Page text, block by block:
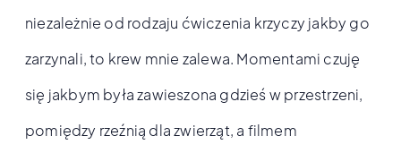
niezależnie od rodzaju ćwiczenia krzyczy jakby go
zarzynali, to krew mnie zalewa. Momentami czuję
się jakbym była zawieszona gdzieś w przestrzeni,
pomiędzy rzeźnią dla zwierząt, a filmem